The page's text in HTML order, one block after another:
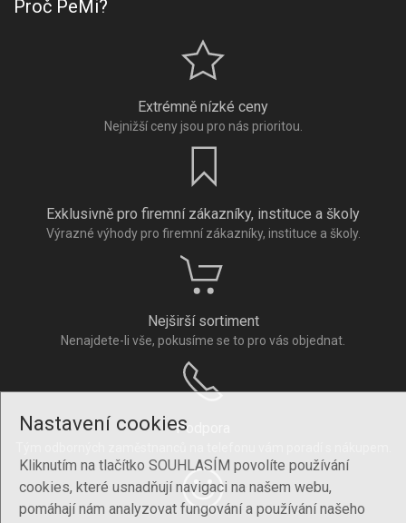
Nastavení cookies
Kliknutím na tlačítko SOUHLASÍM povolíte používání
cookies, které usnadňují navigaci na našem webu,
pomáhají nám analyzovat fungování a používání našeho
Proč PeMi?
Extrémně nízké ceny
Nejnižší ceny jsou pro nás prioritou.
Exklusivně pro firemní zákazníky, instituce a školy
Výrazné výhody pro firemní zákazníky, instituce a školy.
Nejširší sortiment
Nenajdete-li vše, pokusíme se to pro vás objednat.
Podpora